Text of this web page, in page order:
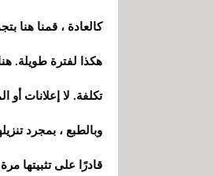
كالعادة ، قمنا هنا
هكذا لفترة طويلة.
تكلفة. لا إعلانات أو
وبالطبع ، بمجرد
قادرًا على تثبيتها